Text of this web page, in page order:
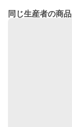
同じ生産者の商品